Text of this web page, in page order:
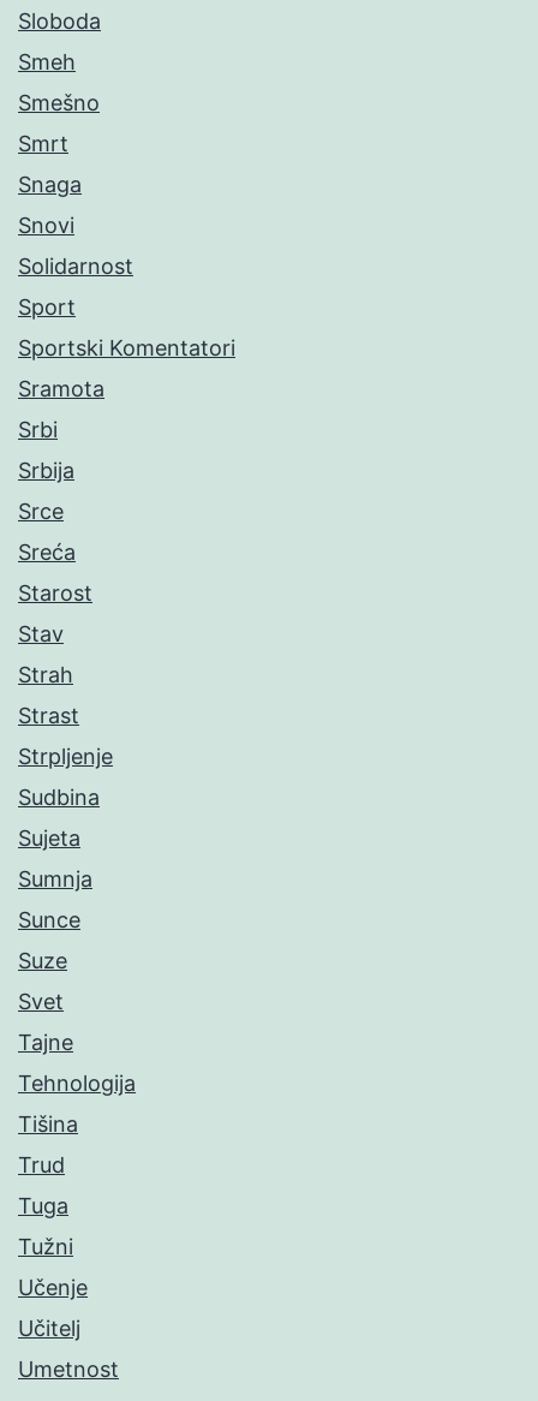
Sloboda
Smeh
Smešno
Smrt
Snaga
Snovi
Solidarnost
Sport
Sportski Komentatori
Sramota
Srbi
Srbija
Srce
Sreća
Starost
Stav
Strah
Strast
Strpljenje
Sudbina
Sujeta
Sumnja
Sunce
Suze
Svet
Tajne
Tehnologija
Tišina
Trud
Tuga
Tužni
Učenje
Učitelj
Umetnost